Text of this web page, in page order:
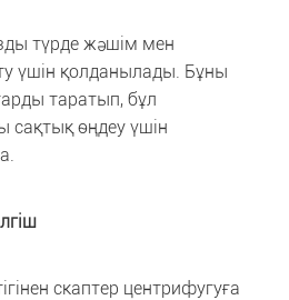
түрде жәшім мен
үшін қолданылады. Бұны
таратып, бұл
сақтық өңдеу үшін
скаптер центрифугуға